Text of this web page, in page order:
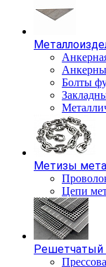
Болты
Метизы
Цепи
Решетчатый